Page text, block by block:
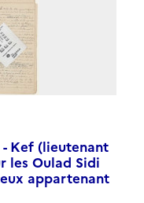
- Kef (lieutenant
les Oulad Sidi
appartenant